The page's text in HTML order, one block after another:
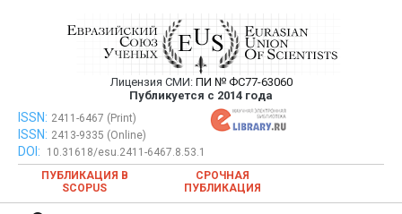
Евразийский Союз Ученых —
публикация научных статей в
ежемесячном научном журнале
Лицензия СМИ: ПИ № ФС77-63060
Публикуется с 2014 года
Евразийский Союз Ученых — публикация научных статей в
ежемесячном научном журнале
ISSN: 2411-6467 (Print)
ISSN: 2413-9335 (Online)
DOI:
10.31618/esu.2411-6467.8.53.1
ПУБЛИКАЦИЯ В
SCOPUS
СРОЧНАЯ
ПУБЛИКАЦИЯ